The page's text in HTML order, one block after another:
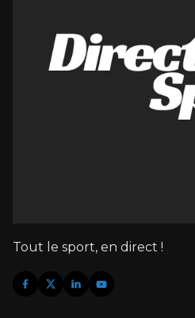
Tout le sport, en direct !